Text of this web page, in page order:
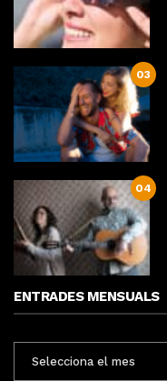
03
04
ENTRADES MENSUALS
MENSUALS